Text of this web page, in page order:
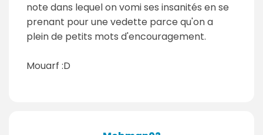
note dans lequel on vomi ses insanités en se
prenant pour une vedette parce qu'on a
plein de petits mots d'encouragement.
Mouarf :D